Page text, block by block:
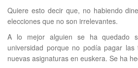
Quiere esto decir que, no habiendo
elecciones que no son irrelevantes.
A lo mejor alguien se ha quedado
universidad porque no podía pagar
nuevas asignaturas en euskera. Se ha